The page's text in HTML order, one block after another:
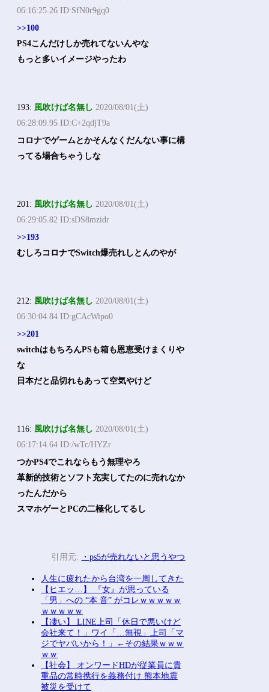
06:16:25.26 ID:SfN0r9gq0
>>100
PS4こんだけしか売れてないんやな
もっと多いイメージやったわ
193: 風吹けば名無し 2020/08/01(土)
06:28:09.95 ID:C+2qdjT9a
コロナでゲームとかそんなくだんない事に構
ってる場合ちゃうしな
201: 風吹けば名無し 2020/08/01(土)
06:29:05.82 ID:sDS8mzidr
>>193
むしろコロナでSwitch爆売れしとんのやが
212: 風吹けば名無し 2020/08/01(土)
06:30:04.84 ID:gCAcWipo0
>>201
switchはもちろんPSも箱も恩恵受けまくりや
な
日本だと品切れもあって空気やけど
116: 風吹けば名無し 2020/08/01(土)
06:17:14.64 ID:/wTc/HYZr
つかPS4でこれならもう無理やろ
革新的技術とソフト充実してたのに売れなか
ったんだから
スマホゲーとPCの二極化してるし
引用元: ・ps5が売れないと思うやつ
人生に疲れたから台湾を一周してきた
【ヒエッ…】 『女』が思っている
「男」への “本 音” がコレｗｗｗｗｗ
ｗｗｗｗｗ
【凄い】 LINE上司「休日で悪いけど
会社来て！」ワイ「…無視」上司「マ
ジでヤバいから！」←その結果ｗｗｗ
ｗｗ
【社会】 オンワードHDが従業員に貴
重品の常時携行を義務付け 熊本地震
被災を受けて